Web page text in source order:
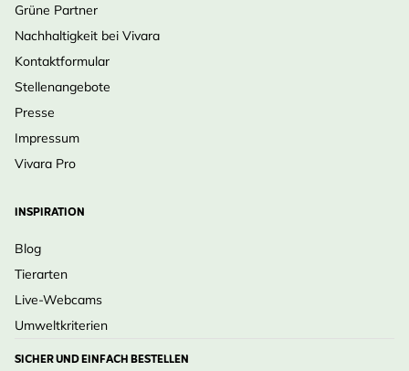
Grüne Partner
Nachhaltigkeit bei Vivara
Kontaktformular
Stellenangebote
Presse
Impressum
Vivara Pro
INSPIRATION
Blog
Tierarten
Live-Webcams
Umweltkriterien
SICHER UND EINFACH BESTELLEN